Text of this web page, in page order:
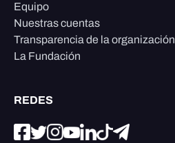
Equipo
Nuestras cuentas
Transparencia de la organización
La Fundación
REDES